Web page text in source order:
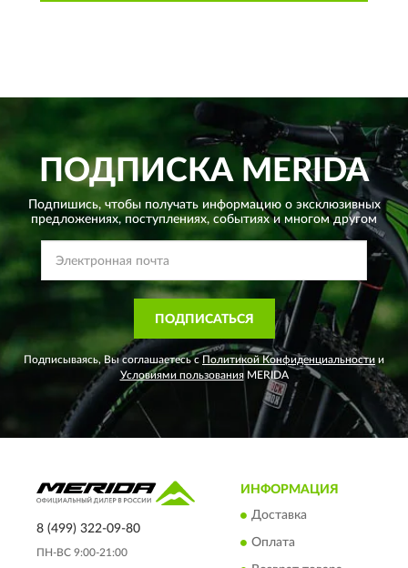
ПОДПИСКАMERIDA
Подпишись, чтобы получать информацию о эксклюзивных
предложениях,поступлениях, событиях и многом другом
ПОДПИСАТЬСЯ
Подписываясь, Вы соглашаетесь с Политикой Конфиденциальности и
Условиями пользованияMERIDA
8 (499) 322-09-80
ПН-ВС 9:00-21:00
ИНФОРМАЦИЯ
Доставка
Оплата